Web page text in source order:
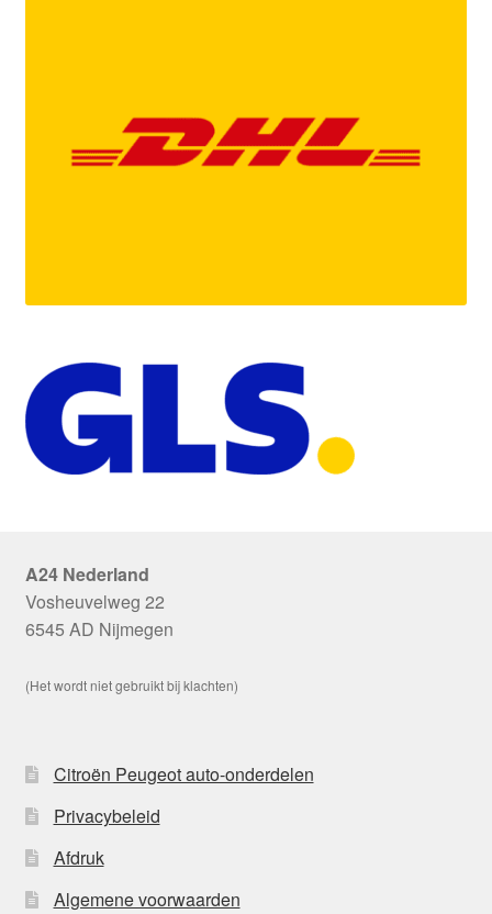
A24 Nederland
Vosheuvelweg 22
6545 AD Nijmegen
(Het wordt niet gebruikt bij klachten)
Citroën Peugeot auto-onderdelen
Privacybeleid
Afdruk
Algemene voorwaarden